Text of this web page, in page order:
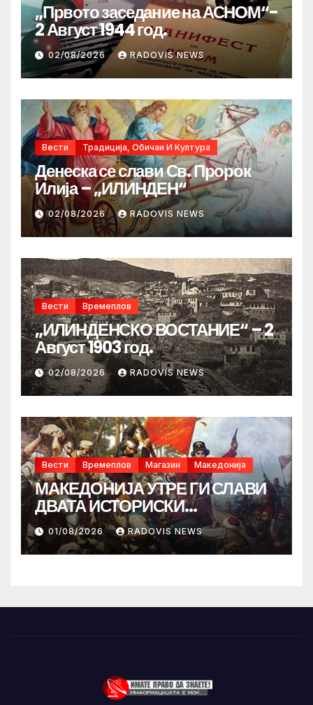
„Првото заседание на АСНОМ“-
2 Август 1944 год.
02/08/2026 RADOVIS NEWS
Вести Традиција, Обичаи И Култура
Денеска се слави Св. Пророк
Илија – „ИЛИНДЕН“
02/08/2026 RADOVIS NEWS
Вести Времеплов
„ИЛИНДЕНСКО ВОСТАНИЕ“ – 2
Август 1903 год.
02/08/2026 RADOVIS NEWS
Вести Времеплов Магазин Македонија
МАКЕДОНИЈА УТРЕ ГИ СЛАВИ
ДВАТА ИСТОРИСКИ
ИЛИНДЕНА!
01/08/2026 RADOVIS NEWS